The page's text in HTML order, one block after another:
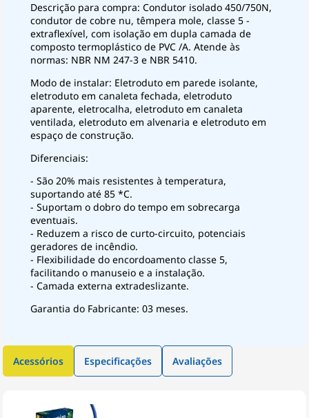
Descrição para compra: Condutor isolado 450/750N,
condutor de cobre nu, têmpera mole, classe 5 -
extraflexível, com isolação em dupla camada de
composto termoplástico de PVC /A. Atende às
normas: NBR NM 247-3 e NBR 5410.
Modo de instalar: Eletroduto em parede isolante,
eletroduto em canaleta fechada, eletroduto
aparente, eletrocalha, eletroduto em canaleta
ventilada, eletroduto em alvenaria e eletroduto em
espaço de construção.
Diferenciais:
- São 20% mais resistentes à temperatura,
suportando até 85 *C.
- Suportam o dobro do tempo em sobrecarga
eventuais.
- Reduzem a risco de curto-circuito, potenciais
geradores de incêndio.
- Flexibilidade do encordoamento classe 5,
facilitando o manuseio e a instalação.
- Camada externa extradeslizante.
Garantia do Fabricante: 03 meses.
Acessórios Especificações Avaliações